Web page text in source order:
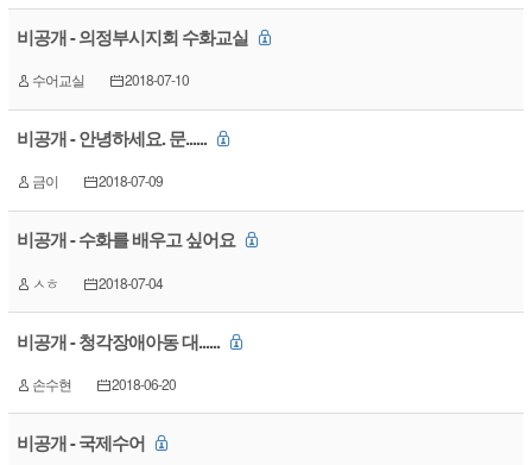
비공개 - 의정부시지회 수화교실
수어교실 2018-07-10
비공개 - 안녕하세요. 문......
금이 2018-07-09
비공개 - 수화를 배우고 싶어요
ㅅㅎ 2018-07-04
비공개 - 청각장애아동 대......
손수현 2018-06-20
비공개 - 국제수어